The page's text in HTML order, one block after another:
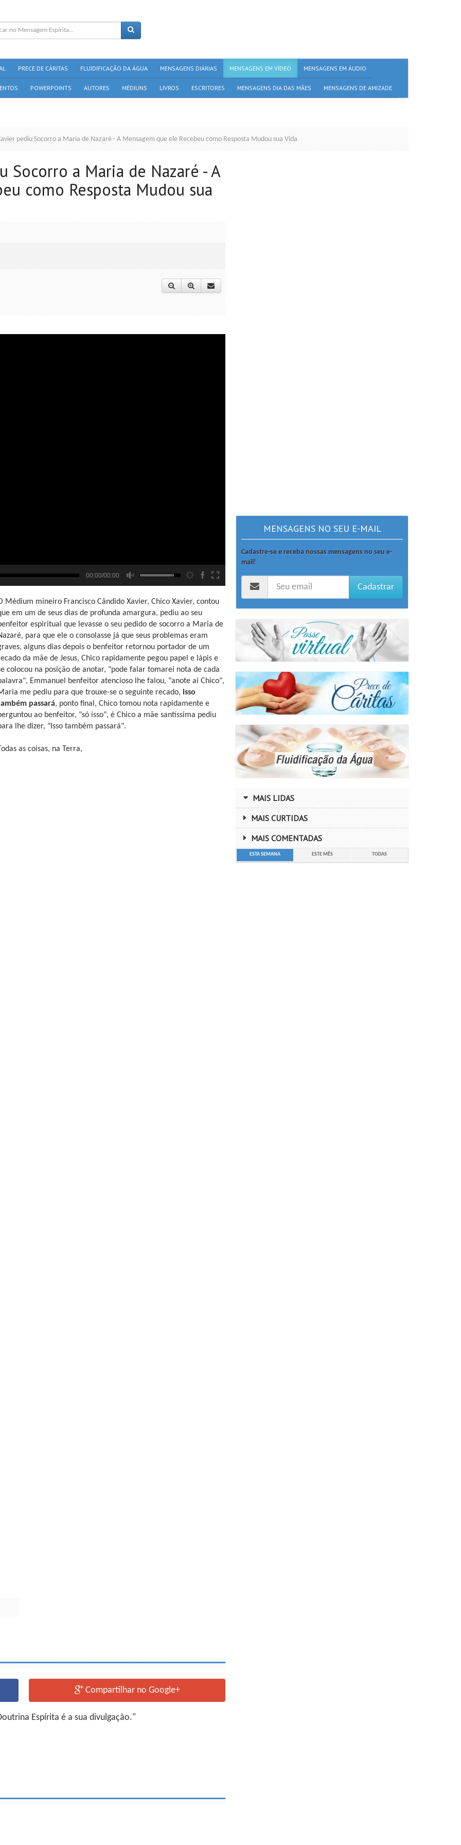
PRECE DE CÁRITAS FLUIDIFICAÇÃO DA ÁGUA MENSAGENS DIÁRIAS MENSAGENS EM VÍDEO MENSAGENS EM ÁUDIO
POWERPOINTS AUTORES MÉDIUNS LIVROS ESCRITORES MENSAGENS DIA DAS MÃES MENSAGENS DE AMIZADE
pediu Socorro a Maria de Nazaré - A Mensagem que ele Recebeu como Resposta Mudou sua Vida
Socorro a Maria de Nazaré - A
como Resposta Mudou sua
00:00/00:00
Médium mineiro Francisco Cândido Xavier, Chico Xavier, contou
em um de seus dias de profunda amargura, pediu ao seu
espiritual que levasse o seu pedido de socorro a Maria de
para que ele o consolasse já que seus problemas eram
alguns dias depois o benfeitor retornou portador de um
da mãe de Jesus, Chico rapidamente pegou papel e lápis e
colocou na posição de anotar, "pode falar tomarei nota de cada
Emmanuel benfeitor atencioso lhe falou, "anote ai Chico",
me pediu para que trouxe-se o seguinte recado, isso
passará, ponto final, Chico tomou nota rapidamente e
ao benfeitor, "só isso", é Chico a mãe santíssima pediu
lhe dizer, "Isso também passará".
Todas as coisas, na Terra,
Compartilhar no Google+
Espírita é a sua divulgação."
MENSAGENS NO SEU E-MAIL
Cadastre-se e receba nossas mensagens no seu e-
mail!
Cadastrar
MAIS LIDAS
MAIS CURTIDAS
MAIS COMENTADAS
ESTA SEMANA ESTE MÊS TODAS